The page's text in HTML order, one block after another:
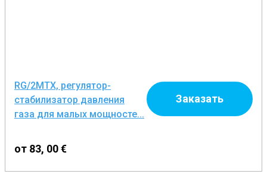
RG/2MТX, регулятор-
стабилизатор давления
газа для малых мощносте...
от 83, 00 €
Заказать